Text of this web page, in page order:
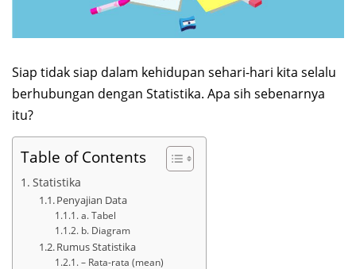
Siap tidak siap dalam kehidupan sehari-hari kita selalu
berhubungan dengan Statistika. Apa sih sebenarnya
itu?
Table of Contents
Statistika
Penyajian Data
a. Tabel
b. Diagram
Rumus Statistika
– Rata-rata (mean)